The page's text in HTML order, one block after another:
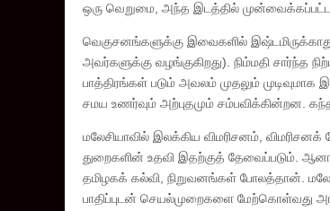
ஒரு வெறுமை, அந்த இடத்தில்
வெகுசனங்களுக்கு இவைகளில்
அவர்களுக்கு வழங்குகிறது). நிம்மதி சார்ந்த
பாத்திரங்கள் படும் அவலம் முதலும்
சமய உணர்வும் அற்புதமும் சம்பவிக்கின்றன.
மலேசியாவில் இலக்கிய விமரிசனம்,
துறைகளின் உதவி இதற்குத் தேவைப்படும்.
தமிழகக் கல்வி, நிறுவனங்கள் போலத்தான்.
பாதிப்புடன் செயல்முறைகளை மேற்கொள்வது